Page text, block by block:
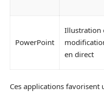
PowerPoint
Illustration
en direct
Ces applications favorisent